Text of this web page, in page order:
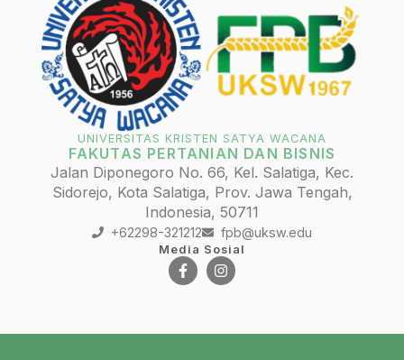
UNIVERSITAS KRISTEN SATYA WACANA
FAKUTAS PERTANIAN DAN BISNIS
Jalan Diponegoro No. 66, Kel. Salatiga, Kec.
Sidorejo, Kota Salatiga, Prov. Jawa Tengah,
Indonesia, 50711
+62298-321212 fpb@uksw.edu
Media Sosial